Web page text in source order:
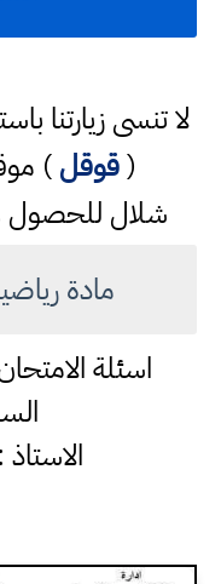
لا تنسى زيارتنا
(قوقل)
شلال للحصول
مادة
اسئلة